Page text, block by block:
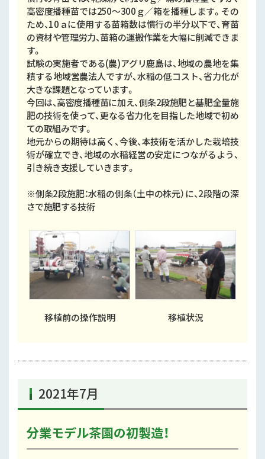
移植前の操作説明 移植状況
高密度播種苗では250～300ｇ／箱を播種します。その
ため、10ａに使用する苗箱数は慣行の半分以下で、育苗
の資材や管理労力、苗箱の運搬作業を大幅に削減できま
す。
試験の実施者である(農)アグリ鹿島は、地域の農地を集
積する地域営農法人ですが、水稲の低コスト、省力化が
大きな課題となっています。
今回は、高密度播種苗に加え、側条2段施肥と基肥全量施
肥の技術を使って、更なる省力化を目指した地域で初め
ての取組みです。
地元からの期待は高く、今後、本技術を活かした栽培技
術が確立でき、地域の水稲経営の安定につながるよう、
引き続き支援していきます。
※側条2段施肥：水稲の側条（土中の株元）に、2段階の深
さで施肥する技術
2021年7月
分業モデル茶園の初製造！